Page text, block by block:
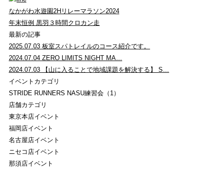
なかがわ水遊園2Hリレーマラソン2024
年末恒例 黒羽３時間クロカン走
最新の記事
2025.07.03 板室スパトレイルのコース紹介です。
2024.07.04 ZERO LIMITS NIGHT MA…
2024.07.03
【山に入ることで地域課題を解決する】 S…
イベントカテゴリ
STRIDE RUNNERS NASU練習会（1）
店舗カテゴリ
東京本店イベント
福岡店イベント
名古屋店イベント
ニセコ店イベント
那須店イベント